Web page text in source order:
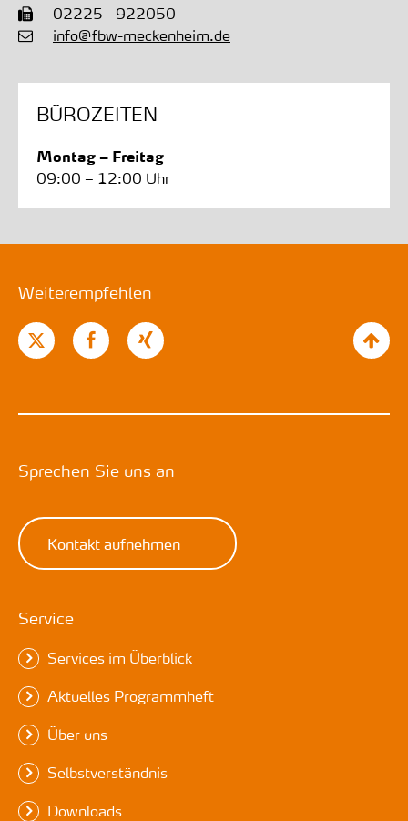
02225 - 922050
info@fbw-meckenheim.de
BÜROZEITEN
Montag – Freitag
09:00 – 12:00 Uhr
Weiterempfehlen
Sprechen Sie uns an
Kontakt aufnehmen
Service
Services im Überblick
Aktuelles Programmheft
Über uns
Selbstverständnis
Downloads